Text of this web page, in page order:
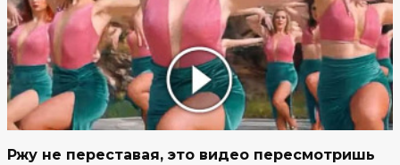
Ржу не переставая, это видео пересмотришь